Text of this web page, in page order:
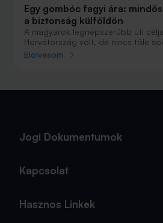
Egy gombóc fagyi ára:
a biztonság külföldön
A magyarok legnépszerűbb úti
Horvátország volt, de nincs tőle
júniust megnyerő Olaszország
Elolvasom
Jogi Dokumentumok
Kapcsolat
Hasznos Linkek